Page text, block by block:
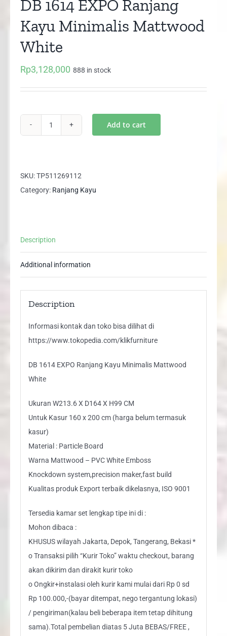
DB 1614 EXPO Ranjang
Kayu Minimalis Mattwood
White
Rp3,128,000 888 in stock
Ranjang
Kayu
quantity
Add to cart
SKU:TP511269112
Category: Ranjang Kayu
Description
Additional information
Description
Informasi kontak dan toko bisa dilihat di
https://www.tokopedia.com/klikfurniture
DB 1614 EXPO Ranjang Kayu Minimalis Mattwood
White
Ukuran W213.6 X D164 X H99 CM
Untuk Kasur 160 x 200 cm (harga belum termasuk
kasur)
Material : Particle Board
Warna Mattwood – PVC White Emboss
Knockdown system,precision maker,fast build
Kualitas produk Export terbaik dikelasnya, ISO 9001
Tersedia kamar set lengkap tipe ini di :
Mohon dibaca :
KHUSUS wilayah Jakarta, Depok, Tangerang, Bekasi *
o Transaksi pilih “Kurir Toko” waktu checkout, barang
akan dikirim dan dirakit kurir toko
o Ongkir+instalasi oleh kurir kami mulai dari Rp 0 sd
Rp 100.000,-(bayar ditempat, nego tergantung lokasi)
/ pengiriman(kalau beli beberapa item tetap dihitung
sama).Total pembelian diatas 5 Juta BEBAS/FREE ,